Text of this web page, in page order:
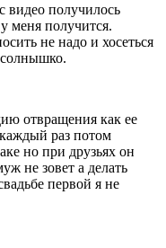
видео получилось
меня получится.
не надо и хосеться
солнышко.
отвращения как ее
раз потом
но при друзьях он
не зовет а делать
первой я не